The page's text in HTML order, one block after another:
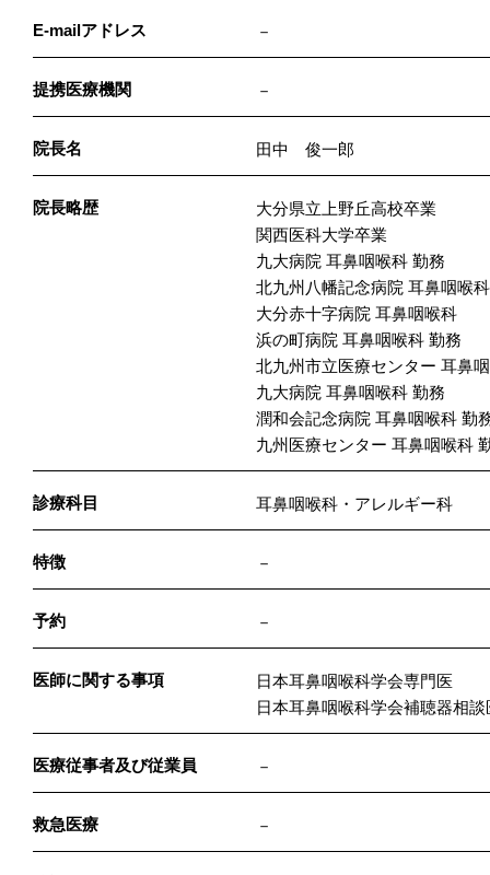
E-mailアドレス －
提携医療機関 －
院長名 田中 俊一郎
院長略歴
大分県立上野丘高校卒業
関西医科大学卒業
九大病院 耳鼻咽喉科 勤務
北九州八幡記念病院 耳鼻咽喉
大分赤十字病院 耳鼻咽喉科
浜の町病院 耳鼻咽喉科 勤務
北九州市立医療センター 耳鼻
九大病院 耳鼻咽喉科 勤務
潤和会記念病院 耳鼻咽喉科 勤
九州医療センター 耳鼻咽喉科
診療科目 耳鼻咽喉科・アレルギー科
特徴 －
予約 －
医師に関する事項
日本耳鼻咽喉科学会専門医
日本耳鼻咽喉科学会補聴器相談
医療従事者及び従業員 －
救急医療 －